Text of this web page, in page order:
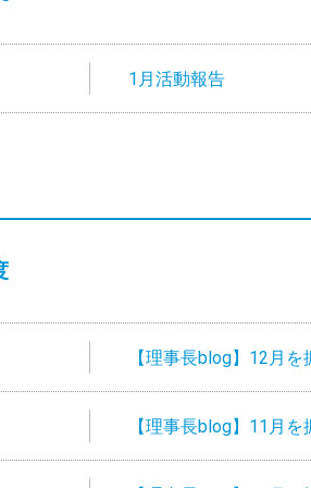
1月活動報告
【理事長blog】12月を
【理事長blog】11月を